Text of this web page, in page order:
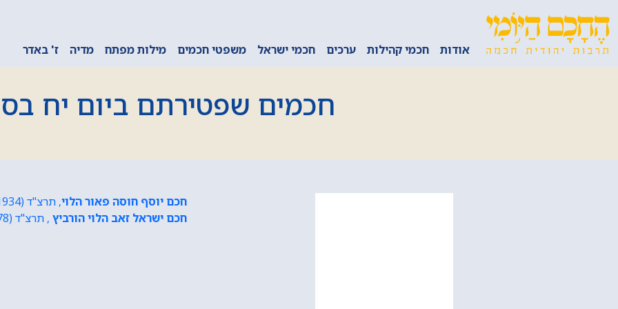
אודות חכמי קהילות ערכים חכמי ישראל משפטי חכמים מילות מפתח מדיה ז' באדר
חכמים שפטירתם ביום יח
חכם יוסף חוסה פאור הלוי, תרצ"ד (1934) - יח סיוון תש"פ (2020)
חכם ישראל זאב הלוי הורביץ , תרצ"ד (1778) - יח סיוון תש"פ (1861)